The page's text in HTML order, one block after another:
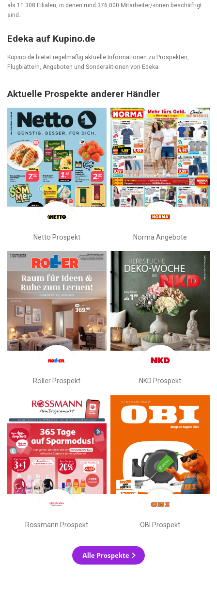
als 11.308 Filialen, in denen rund 376.000 Mitarbeiter/-innen beschäftigt
sind.
Edeka auf Kupino.de
Kupino.de bietet regelmäßig aktuelle Informationen zu Prospekten,
Flugblättern, Angeboten und Sonderaktionen von Edeka.
Aktuelle Prospekte anderer Händler
Netto Prospekt Norma Angebote
Roller Prospekt NKD Prospekt
Rossmann Prospekt OBI Prospekt
Alle Prospekte